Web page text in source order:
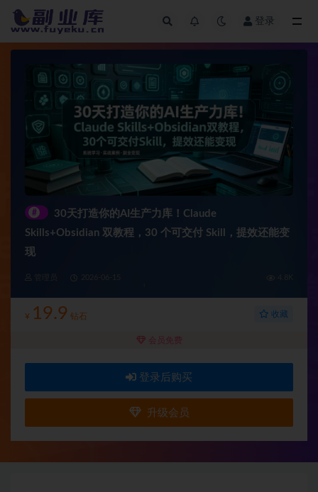
登录
#
30天打造你的AI生产力库！Claude
Skills+Obsidian 双教程，30 个可交付 Skill，提效还能变
现
¥ 19.9 钻石 收藏
会员免费
登录后购买
升级会员